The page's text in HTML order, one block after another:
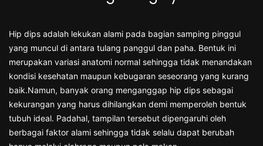
Hip dips adalah lekukan alami pada bagian samping pinggul
yang muncul di antara tulang panggul dan paha. Bentuk ini
merupakan variasi anatomi normal sehingga tidak menandakan
kondisi kesehatan maupun kebugaran seseorang yang kurang
baik.Namun, banyak orang menganggap hip dips sebagai
kekurangan yang harus dihilangkan demi memperoleh bentuk
tubuh ideal. Padahal, tampilan tersebut dipengaruhi oleh
berbagai faktor alami sehingga tidak selalu dapat berubah